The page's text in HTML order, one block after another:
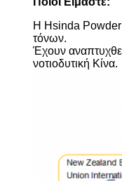
Η Hsinda Powder
τόνων.
Έχουν
νοτιοδυτική Κίνα.